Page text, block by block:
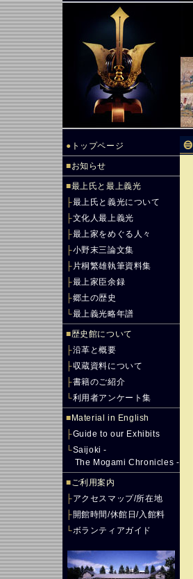
● トップページ
■お知らせ
■最上氏と最上義光
├最上氏と義光について
├文化人最上義光
├最上家をめぐる人々
├小野末三論文集
├ 片桐繁雄執筆資料集
├最上家臣余録
├郷土の歴史
└最上義光略年譜
■歴史館について
├沿革と概要
├収蔵資料について
├書籍のご紹介
└利用者アンケート集
■ Material in English
├Guide to our Exhibits
└Saijoki -
The Mogami Chronicles -
■ご利用案内
├アクセスマップ/所在地
├開館時間/休館日/入館料
└ボランティアガイド